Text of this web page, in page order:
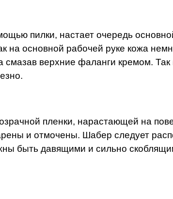
пилки, настает очередь
на основной рабочей руке кожа
смазав верхние фаланги кремом.
пленки, нарастающей на
и отмочены. Шабер следует
быть давящими и сильно